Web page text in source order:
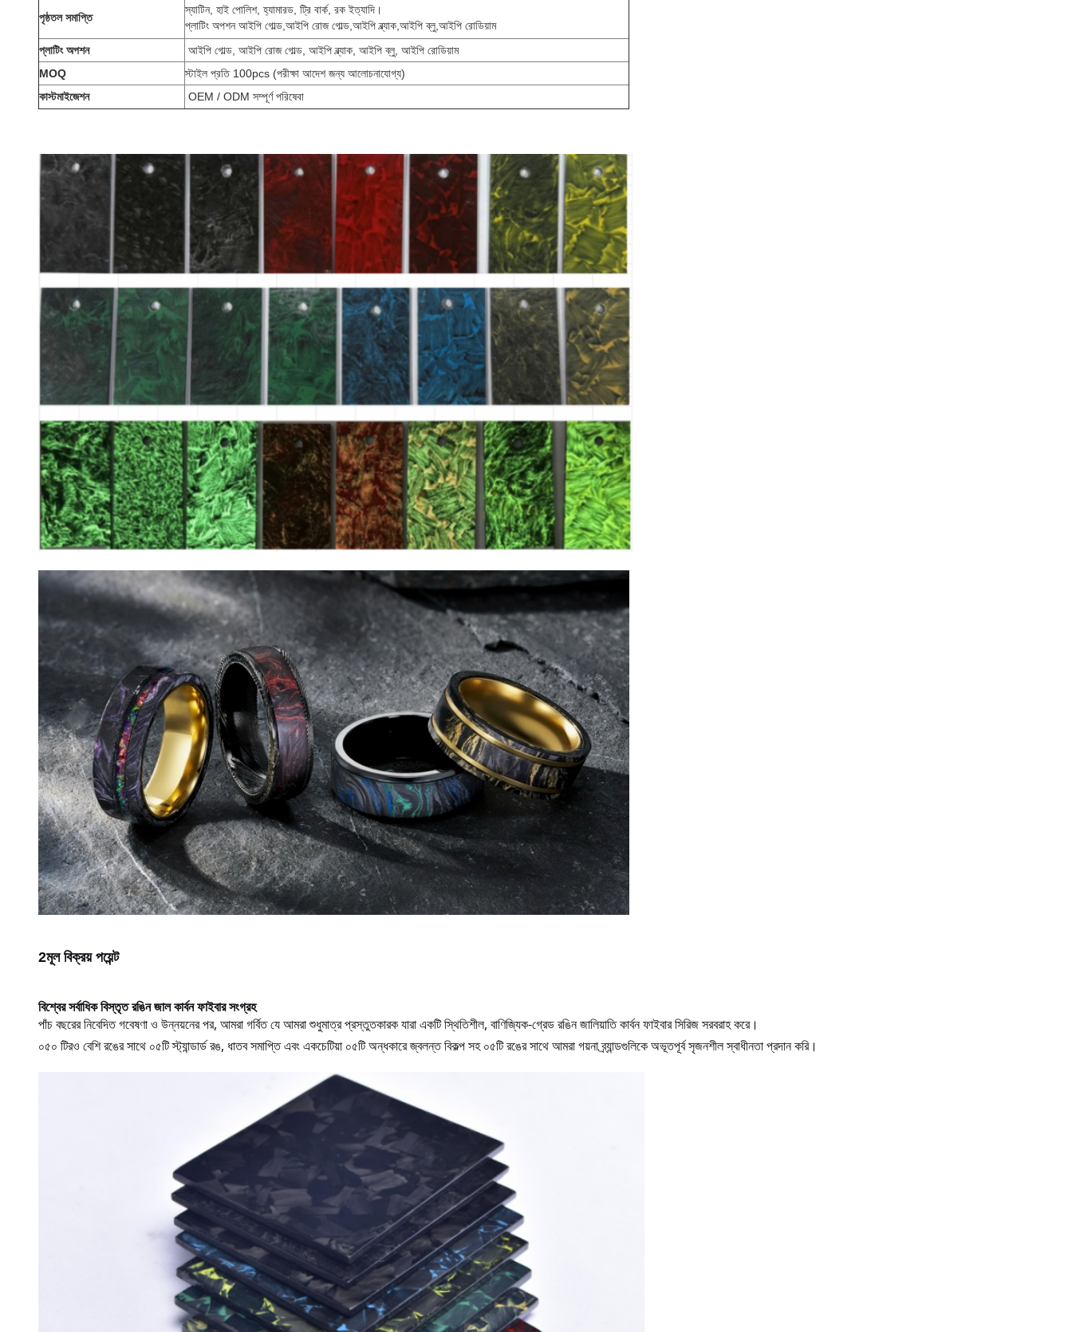
পৃষ্ঠতল সমাপ্তি
স্যাটিন, হাই পোলিশ, হ্যামারড, ট্রি বার্ক, রক ইত্যাদি।
প্লাটিং অপশন আইপি গোল্ড,আইপি রোজ গোল্ড,আইপি ব্ল্যাক,আইপি ব্লু,আইপি রোডিয়াম
প্লাটিং অপশন
আইপি গোল্ড, আইপি রোজ গোল্ড, আইপি ব্ল্যাক, আইপি ব্লু, আইপি রোডিয়াম
MOQ
স্টাইল প্রতি 100pcs (পরীক্ষা আদেশ জন্য আলোচনাযোগ্য)
কাস্টমাইজেশন
OEM / ODM সম্পূর্ণ পরিষেবা
2মূল বিক্রয় পয়েন্ট
বিশ্বের সর্বাধিক বিস্তৃত রঙিন জাল কার্বন ফাইবার সংগ্রহ
পাঁচ বছরের নিবেদিত গবেষণা ও উন্নয়নের পর, আমরা গর্বিত যে আমরা শুধুমাত্র প্রস্তুতকারক যারা একটি স্থিতিশীল, বাণিজ্যিক-গ্রেড রঙিন জালিয়াতি কার্বন ফাইবার সিরিজ সরবরাহ করে।
০৫০ টিরও বেশি রঙের সাথে ০৫টি স্ট্যান্ডার্ড রঙ, ধাতব সমাপ্তি এবং একচেটিয়া ০৫টি অন্ধকারে জ্বলন্ত বিকল্প সহ ০৫টি রঙের সাথে আমরা গয়না ব্র্যান্ডগুলিকে অভূতপূর্ব সৃজনশীল স্বাধীনতা প্রদান করি।